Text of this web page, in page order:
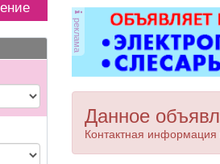
реклама
Данное
Контактная информация